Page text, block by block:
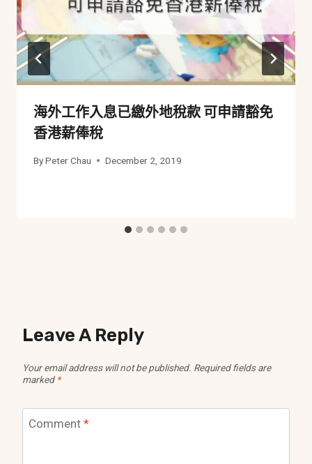
海外工作入息已繳外地稅款 可申請豁免
香港薪俸稅
ByPeter Chau December 2, 2019
Leave A Reply
Your email address will not be published. Required fields are
marked *
Comment *